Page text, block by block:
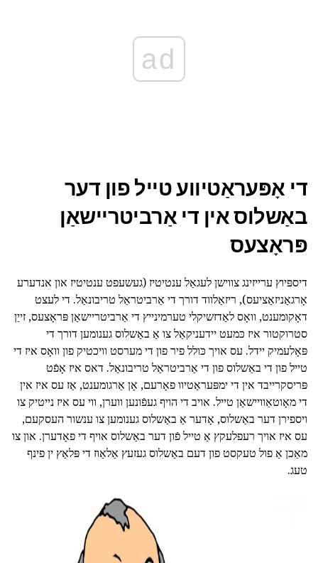
ad
די אָפּעראַטיווע טייל פון דער
באַשלוס אין די אַרביטריישאַן
פּראָצעס
דיספּיוץ ערייזינג צווישן לעגאַל ענטיטיז (געשעפט ענטיטיז און אנדערע
אָרגאַניזאַציעס), ריזאַלווד דורך די אַרביטראַל טריבונאַל. די לעצט
דאָקומענט, וואָס לאַדזשיקלי טערמינייץ די אַרביטריישאַן פּראָצעס, זייַן
סטרוקטור איז כּמעט יידעניקאַל צו אַ באַשלוס גענומען דורך די
פּאָלעמיק יידל. עס אויך כּולל פיר פון די מערסט וויכטיק פון וואָס איז די
טייל פון די באַשלוס פון די אַרביטראַל טריבונאַל. דאס איז אָפֿט
פּריסקרייבד אין די ימפּעראַטיוו פאָרעם, אָן אַרגומענט, אַז עס איז אין
די מאָוטאַוויישאַן טייל. אויב די הויף געפֿונען ווערן, ווי עס איז נייטיק צו
ויספירן דער באַשלוס, אָדער אַ באַשלוס גענומען צו ענשור העסקעם,
עס איז אויך רעפלעקץ אַ טייל פֿון דער באַשלוס אויף די פאָדערן. און צו
מאַכן אַ פול טעקסט פון דעם באַשלוס געזעץ אַלאַוז די פּלאַץ ין פינף
טעג.